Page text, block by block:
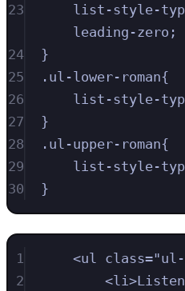
23
list-style-
leading-zero ;
24
}
25
. ul-lower-roman{
26
list-style-
27
}
28
. ul-upper-roman{
29
list-style-
30
}
1 <ul class="ul-
2
<li>